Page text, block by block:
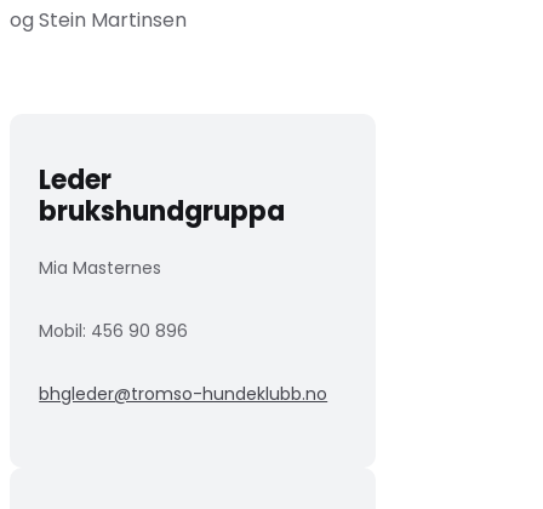
og Stein Martinsen
Leder
brukshundgruppa
Mia Masternes
Mobil: 456 90 896
bhgleder@tromso-hundeklubb.no